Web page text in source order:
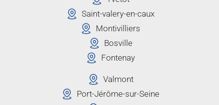
Saint-valery-en-caux
Montivilliers
Bosville
Fontenay
Valmont
Port-Jérôme-sur-Seine